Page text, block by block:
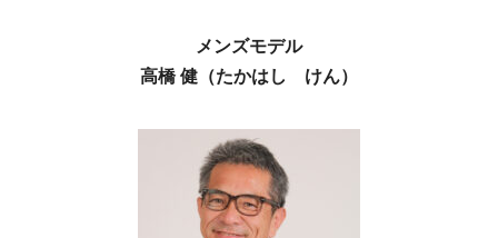
メンズモデル
高橋 健（たかはし けん）